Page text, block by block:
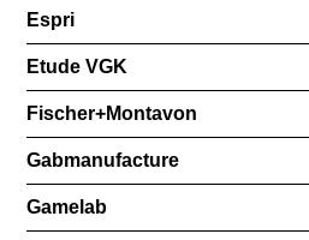
Espri
Etude VGK
Fischer+Montavon
Gabmanufacture
Gamelab